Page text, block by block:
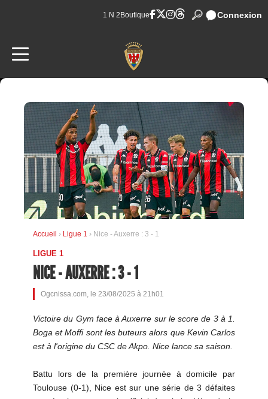
1 N 2 Boutique Connexion
Accueil › Ligue 1 › Nice - Auxerre : 3 - 1
LIGUE 1
NICE - AUXERRE : 3 - 1
Ogcnissa.com, le 23/08/2025 à 21h01
Victoire du Gym face à Auxerre sur le score de 3 à 1.
Boga et Moffi sont les buteurs alors que Kevin Carlos
est à l'origine du CSC de Akpo. Nice lance sa saison.
Battu lors de la première journée à domicile par
Toulouse (0-1), Nice est sur une série de 3 défaites